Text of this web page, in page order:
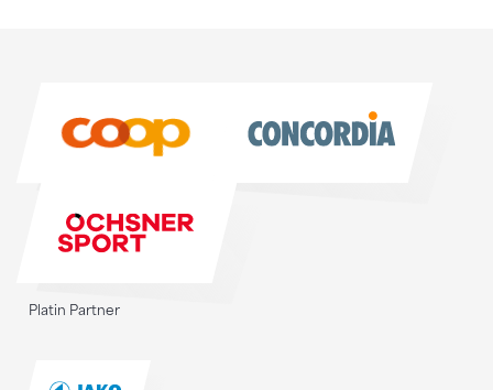
Platin Partner